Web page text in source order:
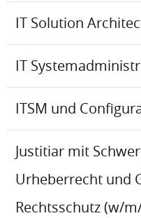
IT Solution
IT
ITSM und
Justitiar mit
Urheberrecht und
Rechtsschutz (w/